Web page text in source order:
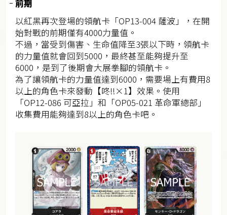
前期
以紅黑再次登場的領航卡「OP13-004 薩波」，在開
始對戰的前期僅有4000力量值。
不過，當受到傷害、生命值降至3張以下時，領航卡
的力量值就會回到5000，最終甚至能夠提升至
6000，是到了後期會大展拳腳的領航卡。
為了讓領航卡的力量值達到6000，需要場上有費用8
以上的角色卡來發動【咚‼×1】效果。使用
「OP12-086 可亞拉」和「OP05-021 革命軍總部」
收集費用能夠達到8以上的角色卡吧。